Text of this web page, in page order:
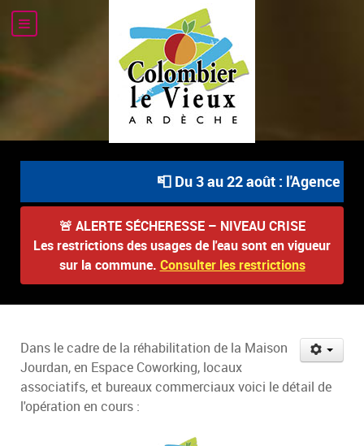
📮 Du 3 au 22 août : l'Agence
🚨 ALERTE SÉCHERESSE – NIVEAU CRISE
Les restrictions des usages de l'eau sont en vigueur
sur la commune. Consulter les restrictions
Dans le cadre de la réhabilitation de la Maison
Jourdan, en Espace Coworking, locaux
associatifs, et bureaux commerciaux voici le détail de
l'opération en cours :